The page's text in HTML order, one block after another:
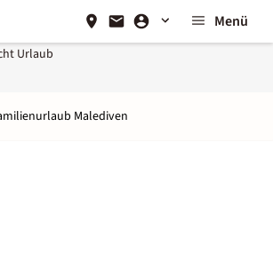
Menü
der REWE Group
Malediven